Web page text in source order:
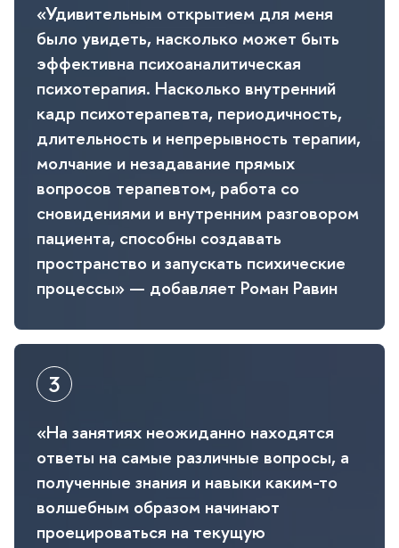
«Удивительным открытием для меня
ыло увидеть, насколько может быть
эффективна психоаналитическая
психотерапия. Насколько внутренний
кадр психотерапевта, периодичность,
длительность и непрерывность терапии,
молчание и незадавание прямых
опросов терапевтом, работа со
сновидениями и внутренним разговором
пациента, способны создавать
пространство и запускать психические
процессы» — добавляет Роман Равин
«На занятиях неожиданно находятся
ответы на самые различные вопросы, а
полученные знания и навыки каким-то
олшебным образом начинают
проецироваться на текущую